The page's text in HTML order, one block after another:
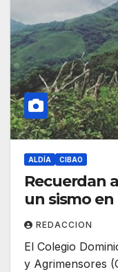
ALDÍA CIBAO
Recuerdan
un sismo
REDACCION
El Colegio
y Agrimensores